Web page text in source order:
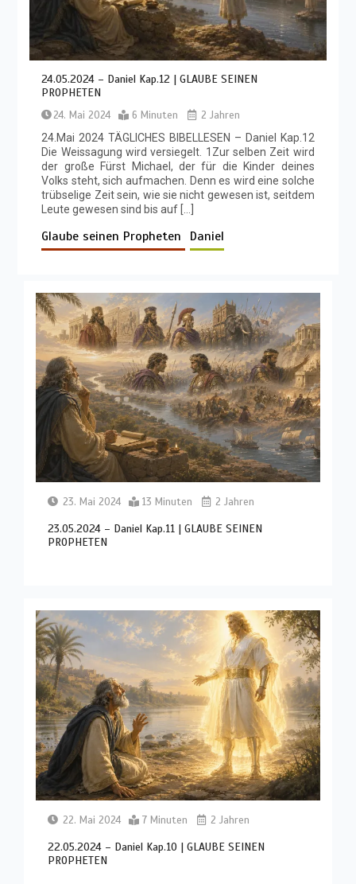
24.05.2024 – Daniel Kap.12 | GLAUBE SEINEN
PROPHETEN
24. Mai 2024 6 Minuten
2 Jahren
24.Mai 2024 TÄGLICHES BIBELLESEN – Daniel Kap.12
Die Weissagung wird versiegelt. 1Zur selben Zeit wird
der große Fürst Michael, der für die Kinder deines
Volks steht, sich aufmachen. Denn es wird eine solche
trübselige Zeit sein, wie sie nicht gewesen ist, seitdem
Leute gewesen sind bis auf […]
Glaube seinen Propheten Daniel
23. Mai 2024 13 Minuten 2 Jahren
23.05.2024 – Daniel Kap.11 | GLAUBE SEINEN
PROPHETEN
22. Mai 2024 7 Minuten 2 Jahren
22.05.2024 – Daniel Kap.10 | GLAUBE SEINEN
PROPHETEN